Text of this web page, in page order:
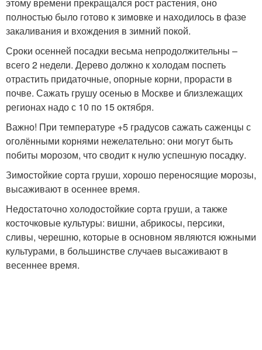
этому времени прекращался рост растения, оно
полностью было готово к зимовке и находилось в фазе
закаливания и вхождения в зимний покой.
Сроки осенней посадки весьма непродолжительны –
всего 2 недели. Дерево должно к холодам поспеть
отрастить придаточные, опорные корни, прорасти в
почве. Сажать грушу осенью в Москве и близлежащих
регионах надо с 10 по 15 октября.
Важно! При температуре +5 градусов сажать саженцы с
оголёнными корнями нежелательно: они могут быть
побиты морозом, что сводит к нулю успешную посадку.
Зимостойкие сорта груши, хорошо переносящие морозы,
высаживают в осеннее время.
Недостаточно холодостойкие сорта груши, а также
косточковые культуры: вишни, абрикосы, персики,
сливы, черешню, которые в основном являются южными
культурами, в большинстве случаев высаживают в
весеннее время.